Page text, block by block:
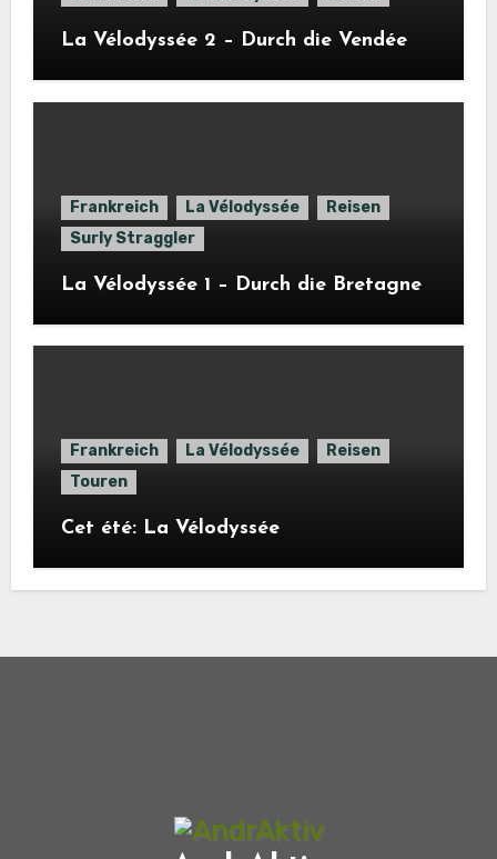
La Vélodyssée 2 – Durch die Vendée
Frankreich La Vélodyssée
Reisen
Surly Straggler
La Vélodyssée 1 – Durch die Bretagne
Frankreich La Vélodyssée
Reisen
Touren
Cet été: La Vélodyssée